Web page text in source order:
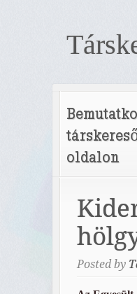
oldalon
Posted by